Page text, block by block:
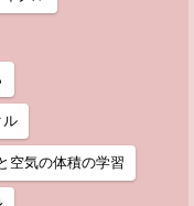
ル
気の体積の学習